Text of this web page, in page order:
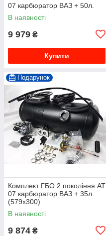
07 карбюратор ВАЗ + 50л.
В наявності
9 979 ₴
Купити
Подарунок
Комплект ГБО 2 покоління АТ
07 карбюратор ВАЗ + 35л.
(579x300)
В наявності
9 874 ₴